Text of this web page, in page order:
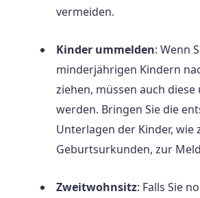
vermeiden.
Kinder ummelden: Wenn
minderjährigen Kindern
ziehen, müssen auch
werden. Bringen Sie die
Unterlagen der Kinder, wie
Geburtsurkunden, zur
Zweitwohnsitz: Falls Sie